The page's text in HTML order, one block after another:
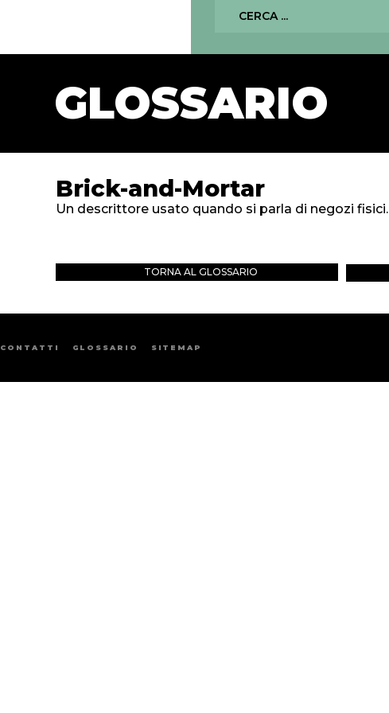
GLOSSARIO
Brick-and-Mortar
Un descrittore usato quando si parla di negozi fisici.
TORNA AL GLOSSARIO
CONTATTI GLOSSARIO SITEMAP